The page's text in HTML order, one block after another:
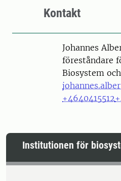
Kontakt
PersonJohannes
föreståndare
Biosystem
+4640415512
Institutionen för